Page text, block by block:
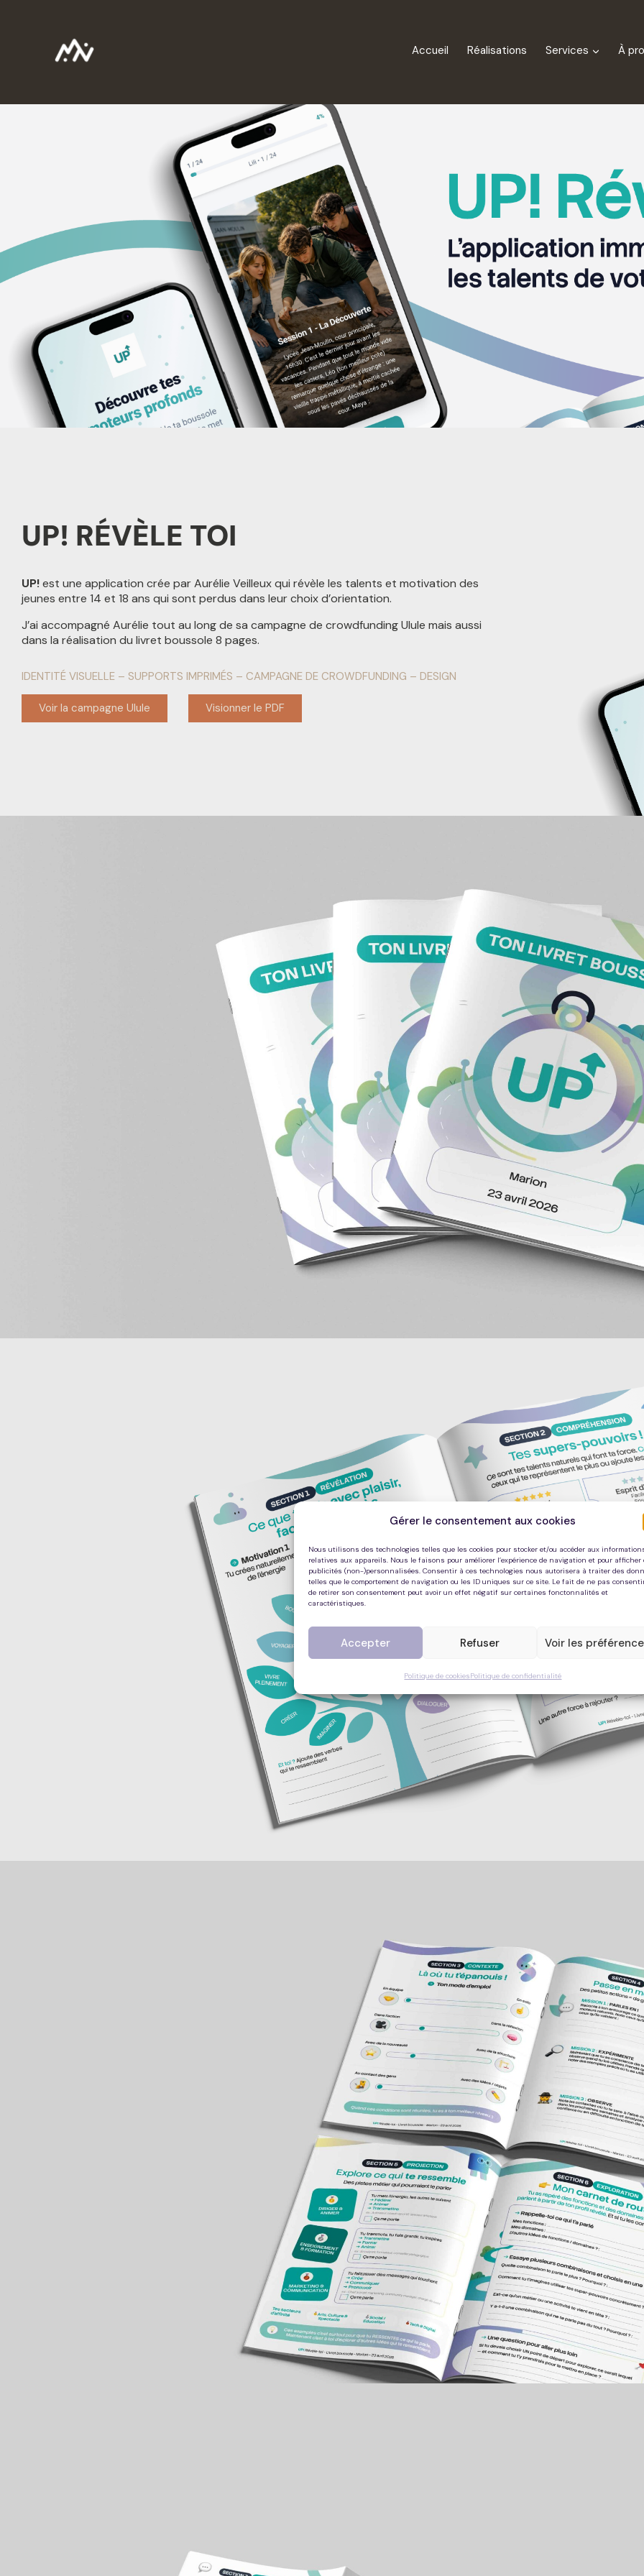
Gérer le consentement aux cookies
Nous utilisons des technologies telles que les cookies pour stocker et/ou accéder aux
relatives aux appareils. Nous le faisons pour améliorer l’expérience de navigation et pour afficher
publicités (non-)personnalisées. Consentir à ces technologies nous autorisera à traiter des
telles que le comportement de navigation ou les ID uniques sur ce site. Le fait de ne pas
de retirer son consentement peut avoir un effet négatif sur certaines fonctonnalités et
caractéristiques.
Accepter Refuser Voir les
Politique de cookiesPolitique de confidentialité
Accueil Réalisations Services À
UP! RÉVÈLE TOI
UP!est une application crée par Aurélie Veilleux qui révèle les talents et motivation des
jeunes entre 14 et 18 ans qui sont perdus dans leur choix d’orientation.
J’ai accompagné Aurélie tout au long de sa campagne de crowdfunding Ulule mais aussi
dans la réalisation du livret boussole 8 pages.
IDENTITÉ VISUELLE – SUPPORTS IMPRIMÉS – CAMPAGNE DE CROWDFUNDING – DESIGN
Voir la campagne Ulule Visionner le PDF